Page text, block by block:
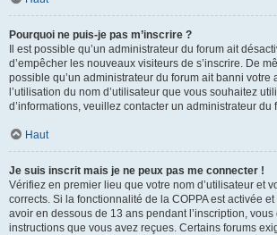
Pourquoi ne puis-je pas m’inscrire ?
Il est possible qu’un administrateur du forum ait
d’empêcher les nouveaux visiteurs de s’inscrire. De
possible qu’un administrateur du forum ait banni votre
l’utilisation du nom d’utilisateur que vous souhaitez
d’informations, veuillez contacter un administrateur du
Haut
Je suis inscrit mais je ne peux pas me connecter !
Vérifiez en premier lieu que votre nom d’utilisateur et
corrects. Si la fonctionnalité de la COPPA est activée
avoir en dessous de 13 ans pendant l’inscription,
instructions que vous avez reçues. Certains forums